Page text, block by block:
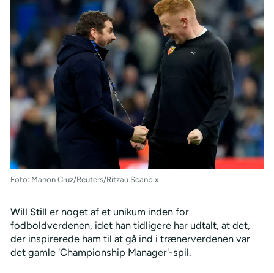
Foto: Manon Cruz/Reuters/Ritzau Scanpix
Will Still er noget af et unikum inden for
fodboldverdenen, idet han tidligere har udtalt, at det,
der inspirerede ham til at gå ind i trænerverdenen var
det gamle 'Championship Manager'-spil.